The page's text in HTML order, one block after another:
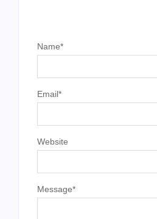
Message*
Name*
Email*
Website